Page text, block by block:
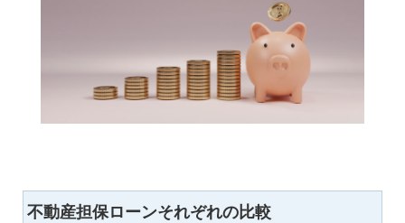
不動産担保ローンそれぞれの比較